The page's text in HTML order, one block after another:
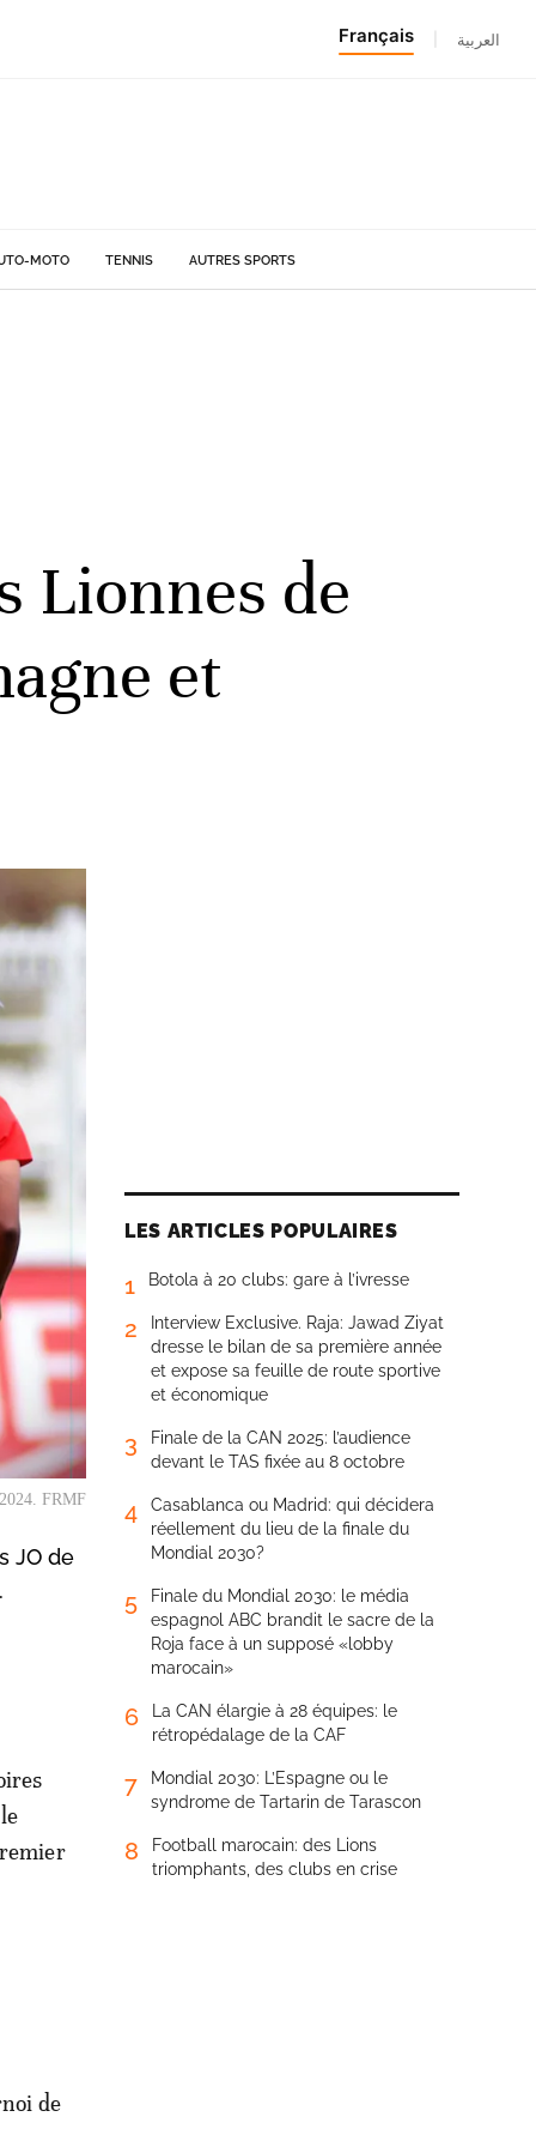
Français العربية
MOTO TENNIS AUTRES SPORTS
Lionnes de
et
FRMF
JO de
de
LES ARTICLES POPULAIRES
1 Botola à 20 clubs: gare à l’ivresse
2
Interview Exclusive. Raja: Jawad Ziyat
dresse le bilan de sa première année
et expose sa feuille de route sportive
et économique
3
Finale de la CAN 2025: l’audience
devant le TAS fixée au 8 octobre
4
Casablanca ou Madrid: qui décidera
réellement du lieu de la finale du
Mondial 2030?
5
Finale du Mondial 2030: le média
espagnol ABC brandit le sacre de la
Roja face à un supposé «lobby
marocain»
6
La CAN élargie à 28 équipes: le
rétropédalage de la CAF
7
Mondial 2030: L’Espagne ou le
syndrome de Tartarin de Tarascon
8
Football marocain: des Lions
triomphants, des clubs en crise